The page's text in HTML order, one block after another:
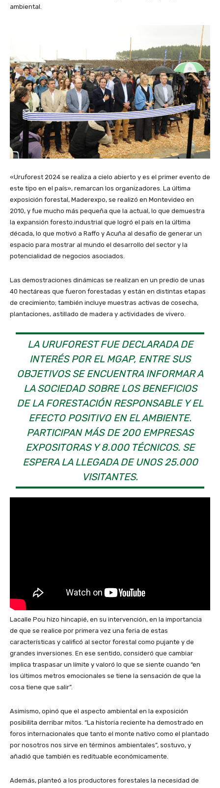
ambiental.
«Uruforest 2024 se realiza a cielo abierto y es el primer evento de
este tipo en el país», remarcan los organizadores. La última
exposición forestal, Maderexpo, se realizó en Montevideo en
2010, y fue mucho más pequeña que la actual, lo que demuestra
la expansión foresto.industrial que logró el país en la última
década, lo que motivó a Raffo y Acuña al desafío de generar un
espacio para mostrar al mundo el desarrollo del sector y la
potencialidad de negocios asociados.
Las demostraciones dinámicas se realizan en un predio de unas
40 hectáreas que fueron forestadas y están en distintas etapas
de crecimiento; también incluye muestras activas de cosecha,
plantaciones, astillado de madera y actividades de vivero.
LA URUFOREST FUE DECLARADA DE
INTERÉS POR EL MGAP, ENTRE SUS
OBJETIVOS SE ENCUENTRA INFORMAR A
LA SOCIEDAD SOBRE LOS BENEFICIOS
DE LA FORESTACIÓN RESPONSABLE Y EL
EFECTO POSITIVO EN EL AMBIENTE.
PARTICIPAN MÁS DE 200 EMPRESAS
EXPOSITORAS Y 8.000 TÉCNICOS. SE
ESPERA LA LLEGADA DE UNOS 25.000
VISITANTES.
Lacalle Pou hizo hincapié, en su intervención, en la importancia
de que se realice por primera vez una feria de estas
características y calificó al sector forestal como pujante y de
grandes inversiones. En ese sentido, consideró que cambiar
implica traspasar un límite y valoró lo que se siente cuando “en
los últimos metros emocionales se tiene la sensación de que la
cosa tiene que salir”.
Asimismo, opinó que el aspecto ambiental en la exposición
posibilita derribar mitos. “La historia reciente ha demostrado en
foros internacionales que tanto el monte nativo como el plantado
por nosotros nos sirve en términos ambientales”, sostuvo, y
añadió que también es redituable económicamente.
Además, planteó a los productores forestales la necesidad de